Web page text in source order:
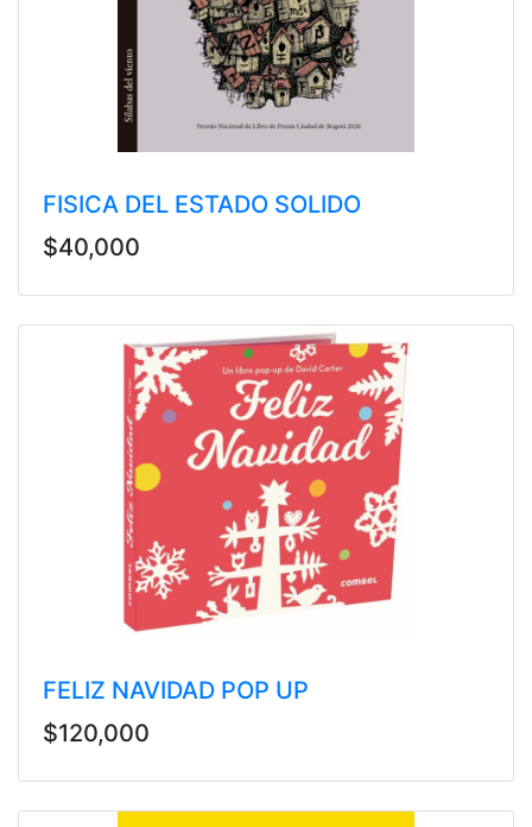
FISICA DEL ESTADO SOLIDO
$40,000
FELIZ NAVIDAD POP UP
$120,000